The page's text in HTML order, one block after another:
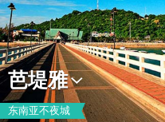
芭堤雅
东南亚不夜城